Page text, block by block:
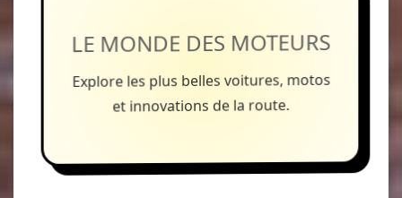
LE MONDE DES MOTEURS
Explore les plus belles voitures, motos
et innovations de la route.